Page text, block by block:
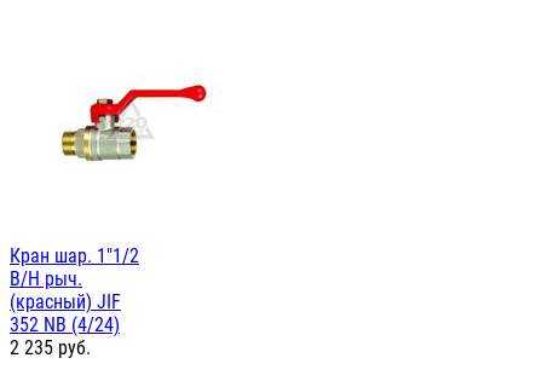
Кран шар. 1"1/2
В/Н рыч.
(красный) JIF
352 NB (4/24)
2 235 руб.